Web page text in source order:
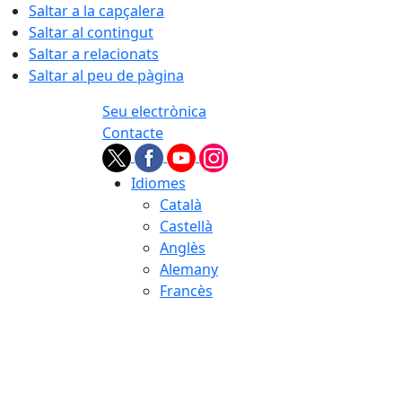
Saltar a la capçalera
Saltar al contingut
Saltar a relacionats
Saltar al peu de pàgina
Seu electrònica
Contacte
Idiomes
Català
Castellà
Anglès
Alemany
Francès